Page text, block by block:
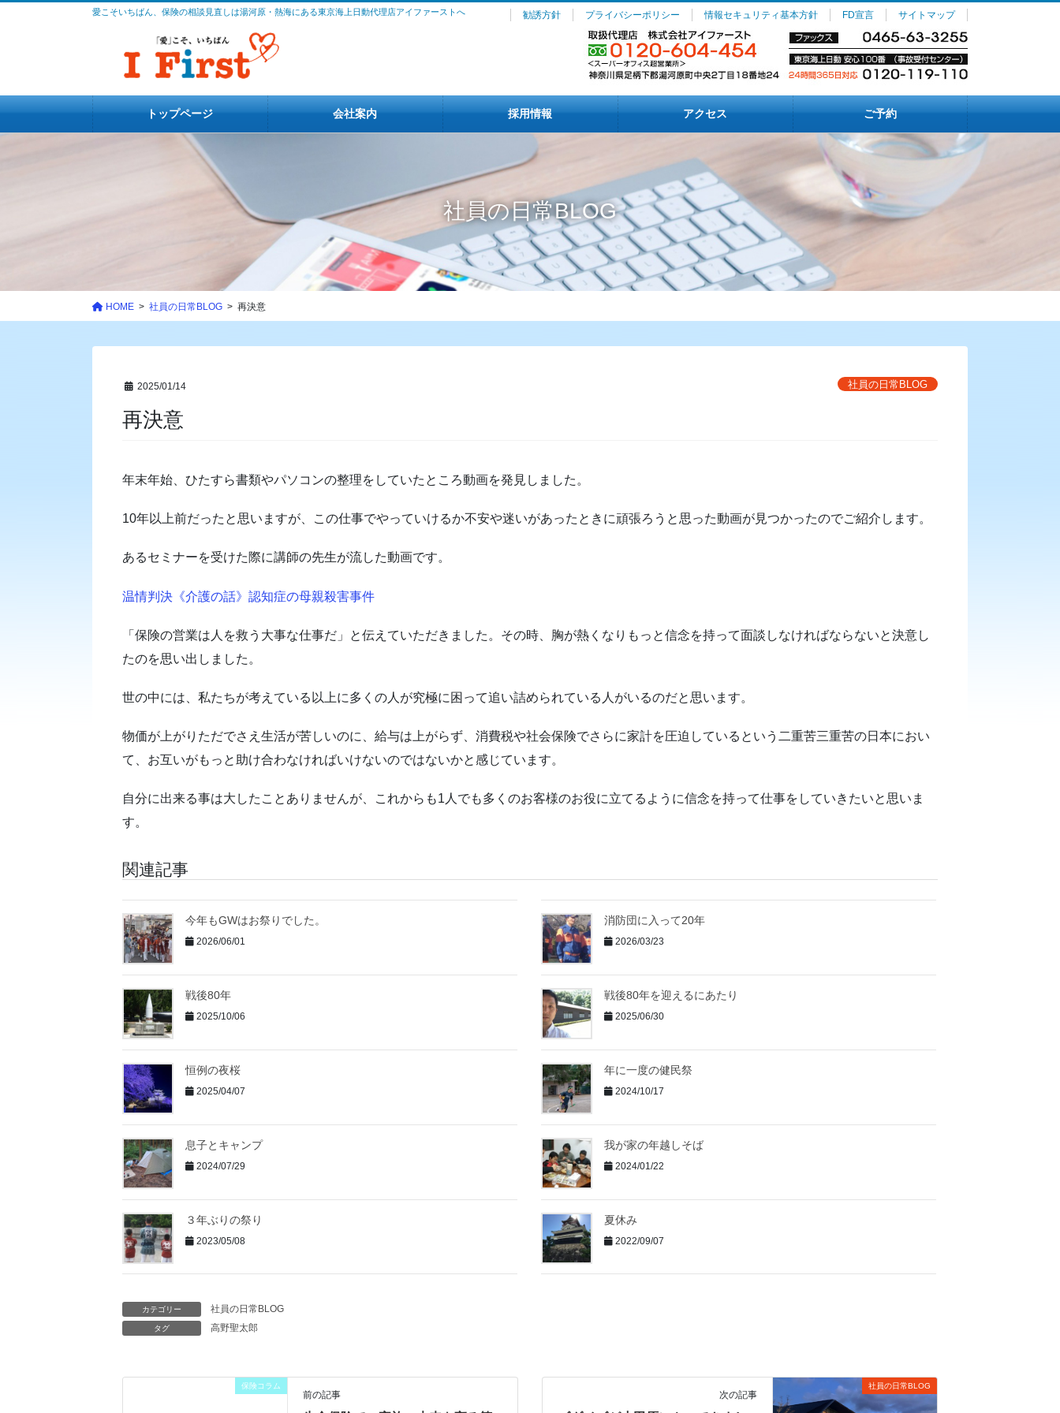
愛こそいちばん、保険の相談見直しは湯河原・熱海にある東京海上日動代理店アイファーストへ 勧誘方針 プライバシーポリシー 情報セキュリティ基本方針 FD宣言 サイトマップ
トップページ 会社案内 採用情報 アクセス ご予約
社員の日常BLOG
HOME 社員の日常BLOG 再決意
2025/01/14 社員の日常BLOG
再決意
年末年始、ひたすら書類やパソコンの整理をしていたところ動画を発見しました。
10年以上前だったと思いますが、この仕事でやっていけるか不安や迷いがあったときに頑張ろうと思った動画が見つかったのでご紹介します。
あるセミナーを受けた際に講師の先生が流した動画です。
温情判決《介護の話》認知症の母親殺害事件
「保険の営業は人を救う大事な仕事だ」と伝えていただきました。その時、胸が熱くなりもっと信念を持って面談しなければならないと決意し
たのを思い出しました。
世の中には、私たちが考えている以上に多くの人が究極に困って追い詰められている人がいるのだと思います。
物価が上がりただでさえ生活が苦しいのに、給与は上がらず、消費税や社会保険でさらに家計を圧迫しているという二重苦三重苦の日本におい
て、お互いがもっと助け合わなければいけないのではないかと感じています。
自分に出来る事は大したことありませんが、これからも1人でも多くのお客様のお役に立てるように信念を持って仕事をしていきたいと思いま
す。
関連記事
今年もGWはお祭りでした。
2026/06/01
消防団に入って20年
2026/03/23
戦後80年
2025/10/06
戦後80年を迎えるにあたり
2025/06/30
恒例の夜桜
2025/04/07
年に一度の健民祭
2024/10/17
息子とキャンプ
2024/07/29
我が家の年越しそば
2024/01/22
３年ぶりの祭り
2023/05/08
夏休み
2022/09/07
カテゴリー 社員の日常BLOG
タグ 高野聖太郎
保険コラム
前の記事
社員の日常BLOG
次の記事